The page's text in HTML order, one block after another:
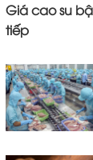
Giá cao su
tiếp